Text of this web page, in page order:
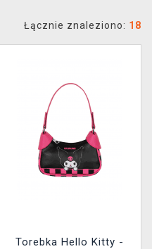
Łącznie znaleziono: 18
Torebka Hello Kitty -